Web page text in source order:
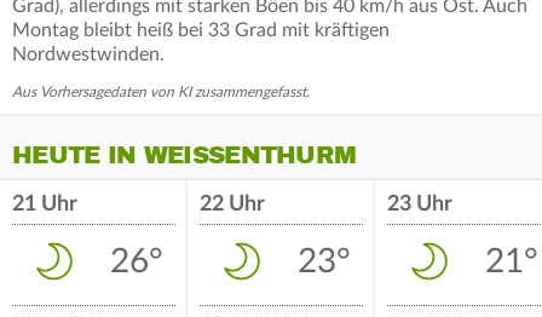
Grad), allerdings mit starken Böen bis 40 km/h aus Ost. Auch
Montag bleibt heiß bei 33 Grad mit kräftigen
Nordwestwinden.
Aus Vorhersagedaten von KI zusammengefasst.
HEUTE IN WEISSENTHURM
21 Uhr
26°
22 Uhr
23°
23 Uhr
21°